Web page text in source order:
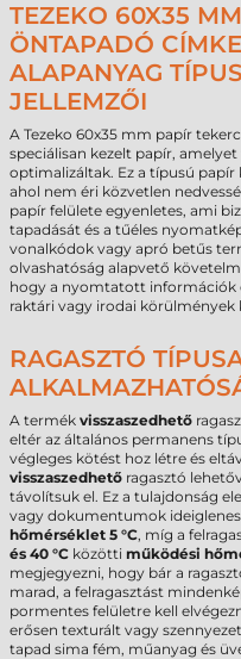
TEZEKO 60X35
ÖNTAPADÓ
ALAPANYAG
JELLEMZŐI
A Tezeko 60x35 mm papír
speciálisan kezelt papír,
optimalizáltak. Ez a típusú papír
ahol nem éri közvetlen
papír felülete egyenletes, ami
tapadását és a tűéles
vonalkódok vagy apró betűs
olvashatóság alapvető
hogy a nyomtatott információk
raktári vagy irodai körülmények
RAGASZTÓ
A termék visszaszedhető
eltér az általános permanens
végleges kötést hoz létre és
visszaszedhető ragasztó
távolítsuk el. Ez a tulajdonság
vagy dokumentumok ideiglenes
hőmérséklet 5 °C, míg a
és 40 °C közötti működési
megjegyezni, hogy bár a
marad, a felragasztást
pormentes felületre kell
erősen texturált vagy
tapad sima fém, műanyag és